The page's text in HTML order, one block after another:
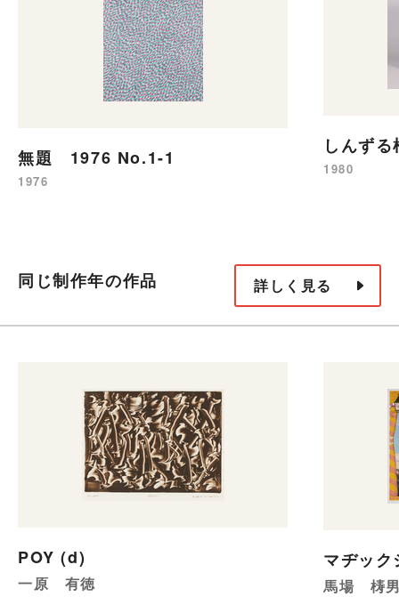
無題 1976 No.1-1
1976
しんずる
1980
同じ制作年の作品 詳しく見る
POY (d)
一原 有徳
マヂッ
馬場 梼